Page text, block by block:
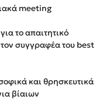
meeting
το απαιτητικό
τον συγγραφέα του best
και θρησκευτικά
βίαιων